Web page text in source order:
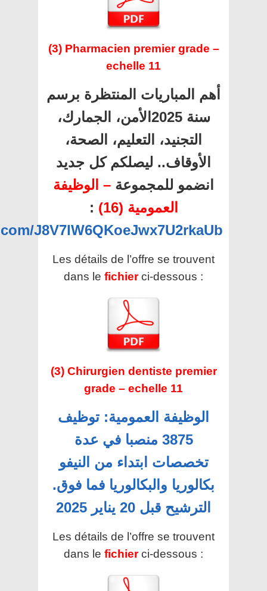
(3) Pharmacien premier grade –
echelle 11
أهم المباريات المنتظرة برسم
سنة 2025الأمن، الجمارك،
التجنيد، التعليم، الصحة،
الأوقاف.. ليصلكم كل جديد
انضمو للمجموعة – الوظيفة
العمومية (16)
:
J8V7lW6QKoeJwx7U2rkaUb
Les détails de l’offre se trouvent
dans le fichier ci-dessous :
(3) Chirurgien dentiste premier
grade – echelle 11
الوظيفة العمومية: توظيف
3875 منصبا في عدة
تخصصات ابتداء من النيفو
بكالوريا والبكالوريا فما فوق.
الترشيح قبل 20 يناير 2025
Les détails de l’offre se trouvent
dans le fichier ci-dessous :